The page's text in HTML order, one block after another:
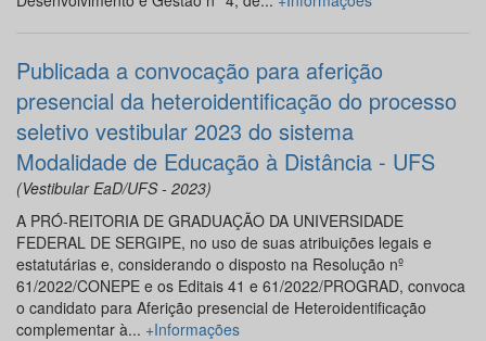
Publicada a convocação para aferição
presencial da heteroidentificação do processo
seletivo vestibular 2023 do sistema
Modalidade de Educação à Distância - UFS
(Vestibular EaD/UFS - 2023)
A PRÓ-REITORIA DE GRADUAÇÃO DA UNIVERSIDADE
FEDERAL DE SERGIPE, no uso de suas atribuições legais e
estatutárias e, considerando o disposto na Resolução nº
61/2022/CONEPE e os Editais 41 e 61/2022/PROGRAD, convoca
o candidato para Aferição presencial de Heteroidentificação
complementar à... +Informações